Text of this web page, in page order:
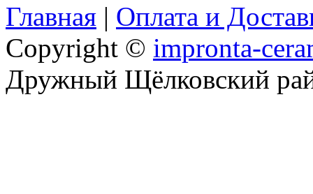
Главная | Оплата и
Copyright © impronta-
Дружный Щёлковский